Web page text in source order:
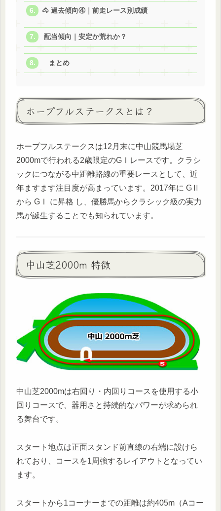
🐴 過去傾向④｜前走レース別成績
配当傾向｜安定か荒れか？
まとめ
ホープフルステークスとは？
ホープフルステークスは12月末に中山競馬場芝
2000mで行われる2歳限定のGⅠレースです。クラシ
ックにつながる中距離路線の重要レースとして、近
年ますます注目度が高まっています。2017年に GⅡ
から GⅠ に昇格 し、優勝馬からクラシック級の実力
馬が誕生することでも知られています。
中山芝2000m 特徴
中山芝2000mは右回り・内回りコースを使用する小
回りコースで、器用さと持続的なパワーが求められ
る舞台です。
スタート地点は正面スタンド前直線の右端に設けら
れており、コースを1周強するレイアウトとなってい
ます。
スタートから1コーナーまでの距離は約405m（Aコー